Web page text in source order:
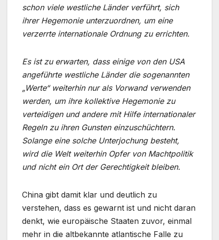
schon viele westliche Länder verführt, sich
ihrer Hegemonie unterzuordnen, um eine
verzerrte internationale Ordnung zu errichten.
Es ist zu erwarten, dass einige von den USA
angeführte westliche Länder die sogenannten
„Werte“ weiterhin nur als Vorwand verwenden
werden, um ihre kollektive Hegemonie zu
verteidigen und andere mit Hilfe internationaler
Regeln zu ihren Gunsten einzuschüchtern.
Solange eine solche Unterjochung besteht,
wird die Welt weiterhin Opfer von Machtpolitik
und nicht ein Ort der Gerechtigkeit bleiben.
China gibt damit klar und deutlich zu
verstehen, dass es gewarnt ist und nicht daran
denkt, wie europäische Staaten zuvor, einmal
mehr in die altbekannte atlantische Falle zu